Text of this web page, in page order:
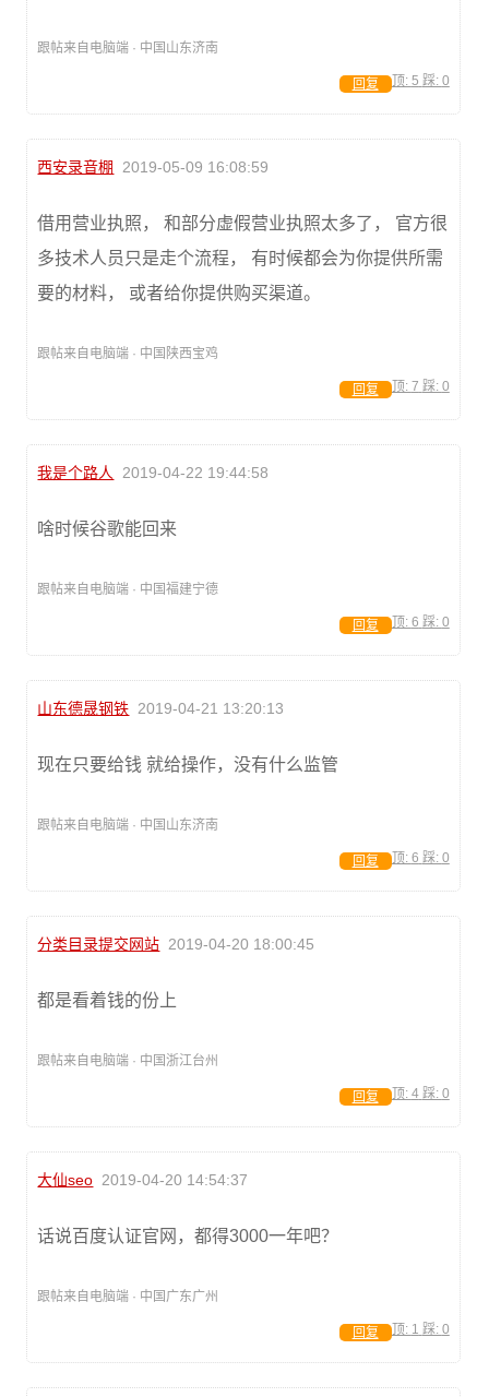
跟帖来自电脑端 · 中国山东济南
顶: 5 踩: 0
回复
西安录音棚 2019-05-09 16:08:59
借用营业执照， 和部分虚假营业执照太多了， 官方很
多技术人员只是走个流程， 有时候都会为你提供所需
要的材料， 或者给你提供购买渠道。
跟帖来自电脑端 · 中国陕西宝鸡
顶: 7 踩: 0
回复
我是个路人 2019-04-22 19:44:58
啥时候谷歌能回来
跟帖来自电脑端 · 中国福建宁德
顶: 6 踩: 0
回复
山东德晟钢铁 2019-04-21 13:20:13
现在只要给钱 就给操作，没有什么监管
跟帖来自电脑端 · 中国山东济南
顶: 6 踩: 0
回复
分类目录提交网站 2019-04-20 18:00:45
都是看着钱的份上
跟帖来自电脑端 · 中国浙江台州
顶: 4 踩: 0
回复
大仙seo 2019-04-20 14:54:37
话说百度认证官网，都得3000一年吧？
跟帖来自电脑端 · 中国广东广州
顶: 1 踩: 0
回复